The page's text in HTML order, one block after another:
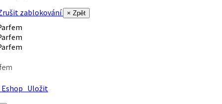
zablokování
× Zpět
Uložit